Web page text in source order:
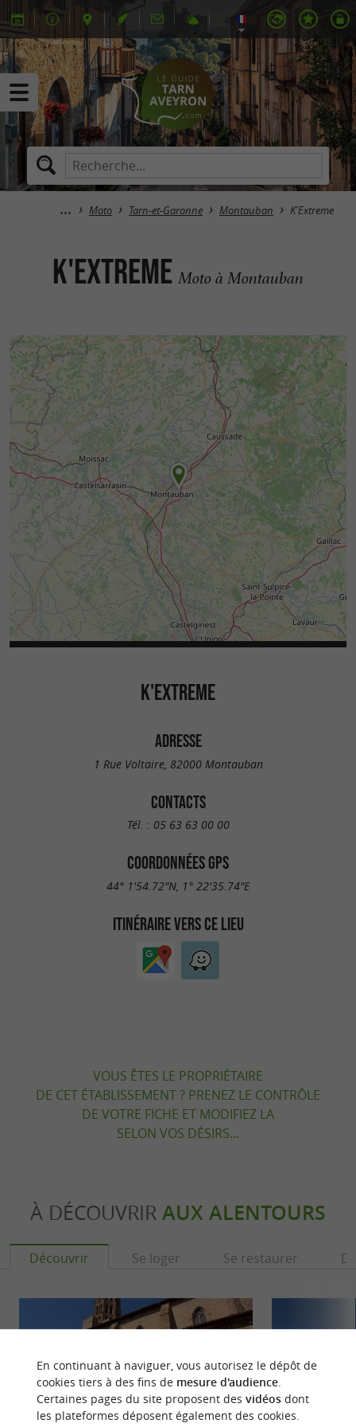
Moto Tarn-et-Garonne Montauban K'Extreme
K'Extreme Moto à Montauban
K'EXTREME
ADRESSE
1 Rue Voltaire, 82000 Montauban
CONTACTS
Tél. : 05 63 63 00 00
COORDONNÉES GPS
44° 1'54.72"N, 1° 22'35.74"E
ITINÉRAIRE VERS CE LIEU
VOUS ÊTES LE PROPRIÉTAIRE
DE CET ÉTABLISSEMENT ? PRENEZ LE CONTRÔLE
DE VOTRE FICHE ET MODIFIEZ LA
SELON VOS DÉSIRS...
À DÉCOUVRIR AUX ALENTOURS
Découvrir Se loger Se restaurer
En continuant à naviguer, vous autorisez le dépôt de
cookies tiers à des fins de mesure d'audience.
Certaines pages du site proposent des vidéosdont
les plateformes déposent également des cookies.